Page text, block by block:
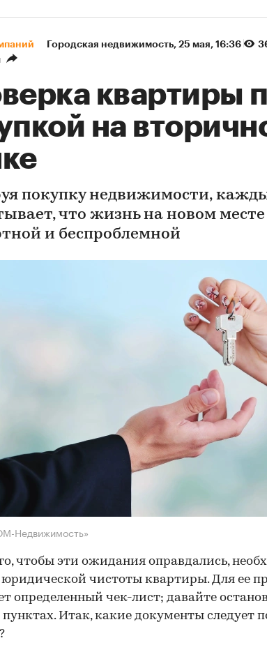
Городская недвижимость⁠, 25 мая, 16:36
квартиры
на
покупку недвижимости,
что жизнь на новом месте
и беспроблемной
Недвижимость»
чтобы эти ожидания оправдались,
чистоты квартиры. Для ее
определенный чек-лист; давайте
Итак, какие документы следует